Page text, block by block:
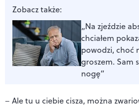
Zobacz także:
„Na zjeździe
chciałem
powodzi, choć
groszem. Sam
nogę”
– Ale tu u ciebie cisza, można